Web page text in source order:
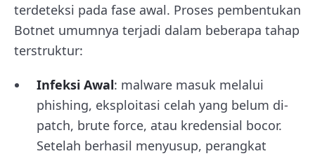
terdeteksi pada fase awal. Proses pembentukan
Botnet umumnya terjadi dalam beberapa tahap
terstruktur:
Infeksi Awal: malware masuk melalui
phishing, eksploitasi celah yang belum di-
patch, brute force, atau kredensial bocor.
Setelah berhasil menyusup, perangkat